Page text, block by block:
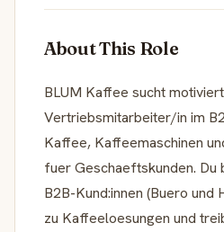
About This Role
BLUM Kaffee sucht
Vertriebsmitarbeiter/in im
Kaffee, Kaffeemaschinen
fuer Geschaeftskunden. Du
B2B-Kund:innen (Buero
zu Kaffeeloesungen und